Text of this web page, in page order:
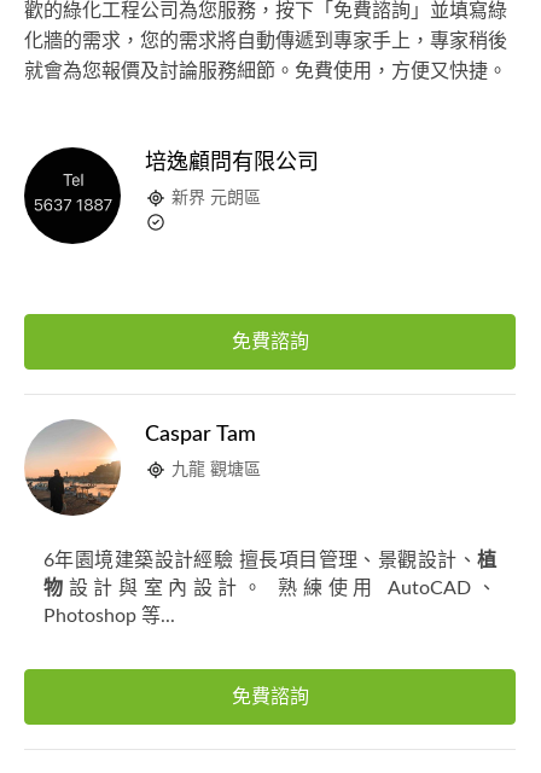
歡的綠化工程公司為您服務，按下「免費諮詢」並填寫綠
化牆的需求，您的需求將自動傳遞到專家手上，專家稍後
就會為您報價及討論服務細節。免費使用，方便又快捷。
培逸顧問有限公司
新界 元朗區
免費諮詢
Caspar Tam
九龍 觀塘區
6年園境建築設計經驗 擅長項目管理、景觀設計、 植
物 設計與室內設計。 熟練使用 AutoCAD、
Photoshop 等...
免費諮詢